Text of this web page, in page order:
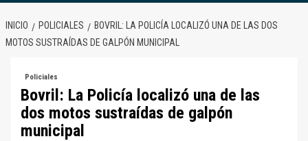
INICIO POLICIALES
BOVRIL: LA POLICÍA LOCALIZÓ UNA DE LAS DOS
MOTOS SUSTRAÍDAS DE GALPÓN MUNICIPAL
Policiales
Bovril: La Policía localizó una de las
dos motos sustraídas de galpón
municipal